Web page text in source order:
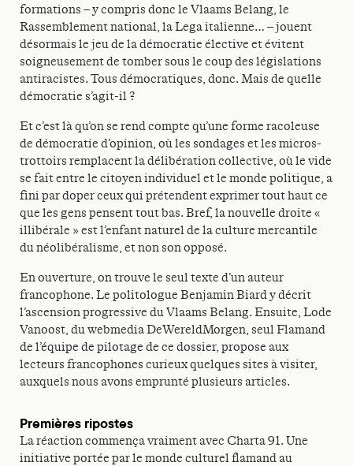
formations – y compris donc le Vlaams Belang, le
Rassemblement national, la Lega italienne… – jouent
désormais le jeu de la démocratie élective et évitent
soigneusement de tomber sous le coup des législations
antiracistes. Tous démocratiques, donc. Mais de quelle
démocratie s’agit-il ?
Et c’est là qu’on se rend compte qu’une forme racoleuse
de démocratie d’opinion, où les sondages et les micros-
trottoirs remplacent la délibération collective, où le vide
se fait entre le citoyen individuel et le monde politique, a
fini par doper ceux qui prétendent exprimer tout haut ce
que les gens pensent tout bas. Bref, la nouvelle droite «
illibérale » est l’enfant naturel de la culture mercantile
du néolibéralisme, et non son opposé.
En ouverture, on trouve le seul texte d’un auteur
francophone. Le politologue Benjamin Biard y décrit
l’ascension progressive du Vlaams Belang. Ensuite, Lode
Vanoost, du webmedia DeWereldMorgen, seul Flamand
de l’équipe de pilotage de ce dossier, propose aux
lecteurs francophones curieux quelques sites à visiter,
auxquels nous avons emprunté plusieurs articles.
Premières ripostes
La réaction commença vraiment avec Charta 91. Une
initiative portée par le monde culturel flamand au